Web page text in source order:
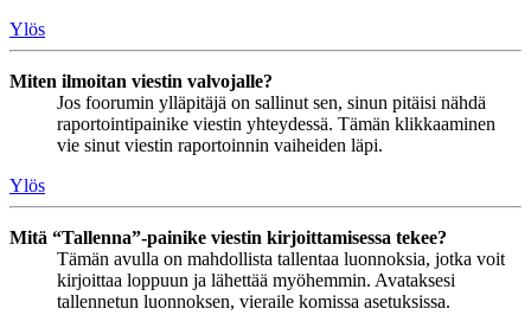
Ylös
Miten ilmoitan viestin valvojalle?
Jos foorumin ylläpitäjä on sallinut sen, sinun pitäisi nähdä
raportointipainike viestin yhteydessä. Tämän klikkaaminen
vie sinut viestin raportoinnin vaiheiden läpi.
Ylös
Mitä “Tallenna”-painike viestin kirjoittamisessa tekee?
Tämän avulla on mahdollista tallentaa luonnoksia, jotka voit
kirjoittaa loppuun ja lähettää myöhemmin. Avataksesi
tallennetun luonnoksen, vieraile komissa asetuksissa.